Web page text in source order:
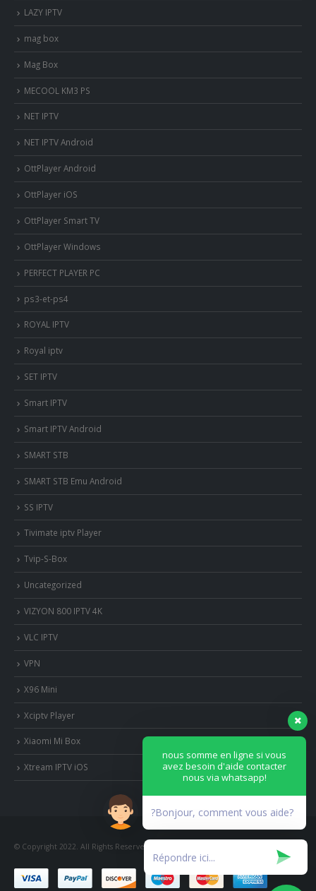
LAZY IPTV
mag box
Mag Box
MECOOL KM3 PS
NET IPTV
NET IPTV Android
OttPlayer Android
OttPlayer iOS
OttPlayer Smart TV
OttPlayer Windows
PERFECT PLAYER PC
ps3-et-ps4
ROYAL IPTV
Royal iptv
SET IPTV
Smart IPTV
Smart IPTV Android
SMART STB
SMART STB Emu Android
SS IPTV
Tivimate iptv Player
Tvip-S-Box
Uncategorized
VIZYON 800 IPTV 4K
VLC IPTV
VPN
X96 Mini
Xciptv Player
Xiaomi Mi Box
Xtream IPTV iOS
© Copyright 2022. All Rights Reserved.
nous somme en ligne si vous
avez besoin d'aide contacter
nous via whatsapp!
?Bonjour, comment vous aide?